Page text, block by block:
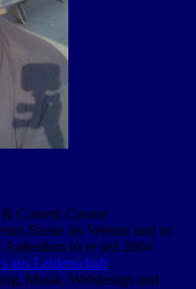
Content Creator
Szene als Veteran und ist
. Außerdem ist er seit 2004
aus Leidenschaft.
Musik, Webdesign und